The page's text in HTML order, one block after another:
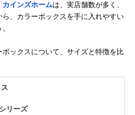
カインズホームは、実店舗数が多く、
、カラーボックスを手に入れやすい
ックスについて、サイズと特徴を比
リーズ